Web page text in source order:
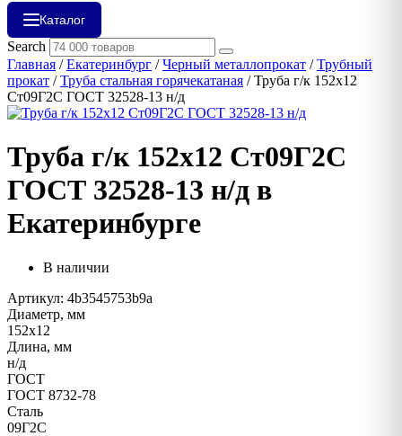
Каталог
Search
Главная /Екатеринбург /Черный металлопрокат /Трубный
прокат /Труба стальная горячекатаная / Труба г/к 152х12
Ст09Г2С ГОСТ 32528-13 н/д
Труба г/к 152х12 Ст09Г2С
ГОСТ 32528-13 н/д в
Екатеринбурге
В наличии
Артикул: 4b3545753b9a
Диаметр, мм
152х12
Длина, мм
н/д
ГОСТ
ГОСТ 8732-78
Сталь
09Г2С